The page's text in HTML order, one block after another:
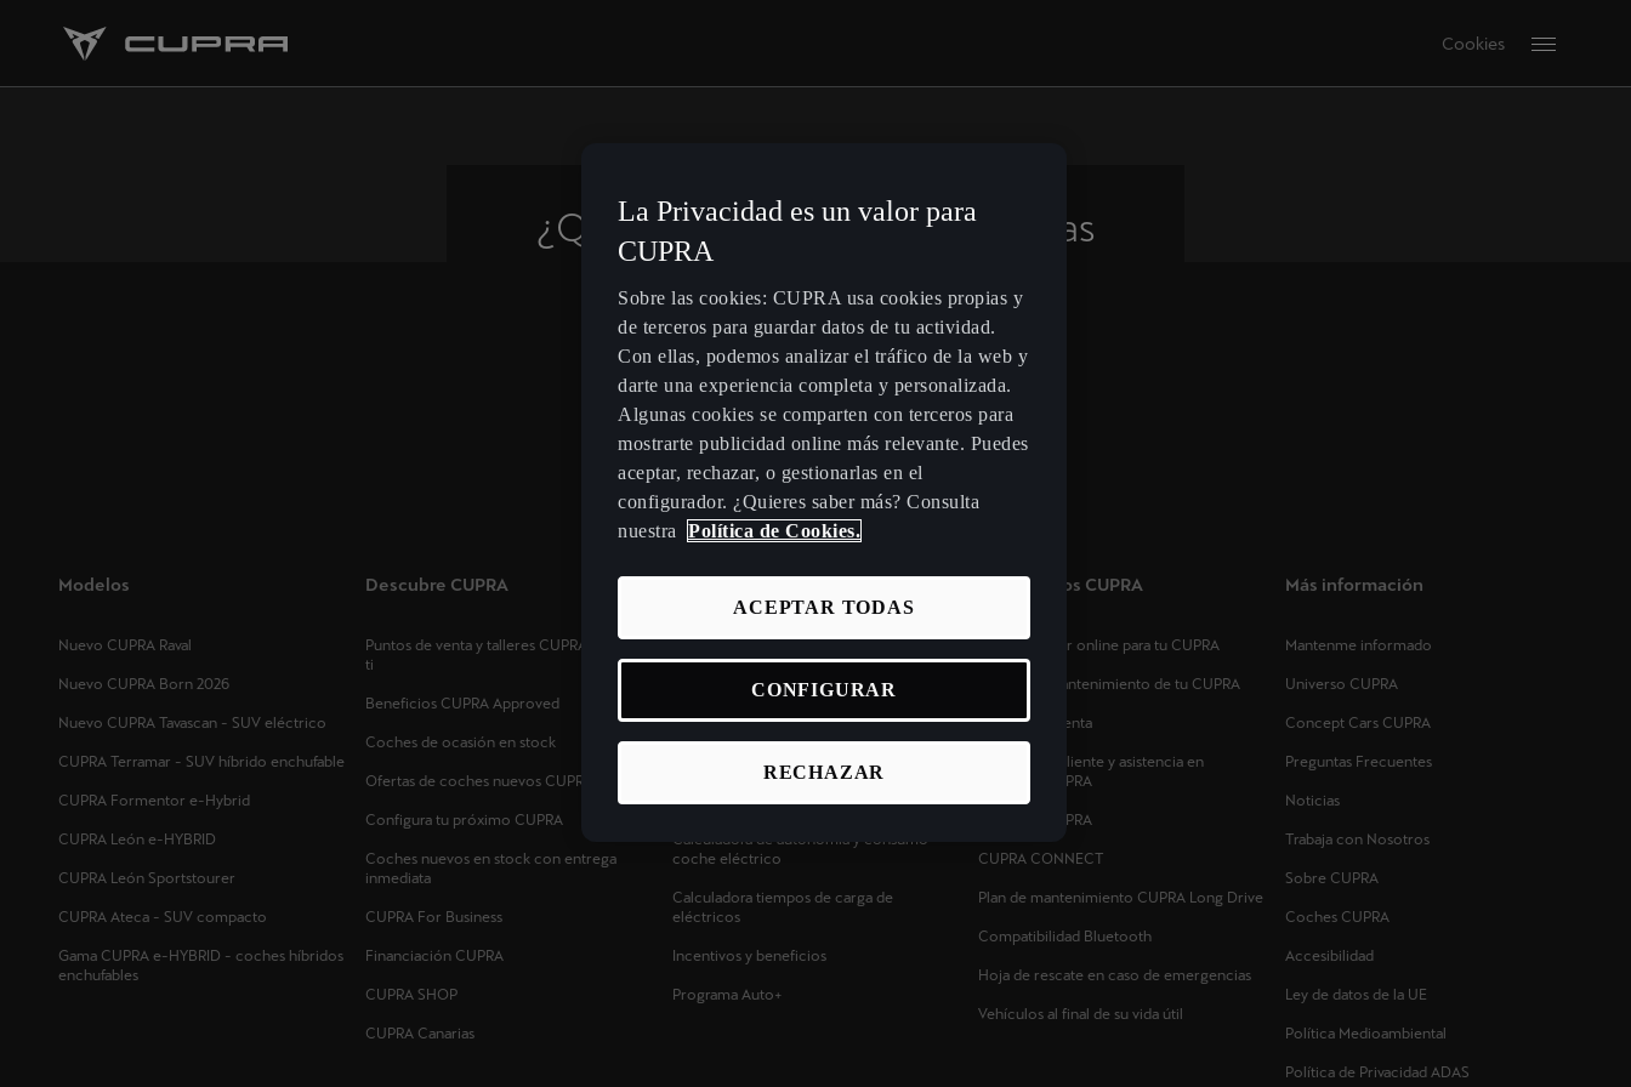
Cookies
¿Quieres estar informado de las
novedades?
Suscríbete
SpainEspañol
Modelos
Nuevo CUPRA Raval
Nuevo CUPRA Born 2026
Nuevo CUPRA Tavascan - SUV eléctrico
CUPRA Terramar - SUV híbrido enchufable
CUPRA Formentor e-Hybrid
CUPRA León e-HYBRID
CUPRA León Sportstourer
CUPRA Ateca - SUV compacto
Gama CUPRA e-HYBRID - coches híbridos
enchufables
Descubre CUPRA
Puntos de venta y talleres CUPRA cerca de
ti
Beneficios CUPRA Approved
Coches de ocasión en stock
Ofertas de coches nuevos CUPRA
Configura tu próximo CUPRA
Coches nuevos en stock con entrega
inmediata
CUPRA For Business
Financiación CUPRA
CUPRA SHOP
CUPRA Canarias
eléctrica
enchufables y eléctricos
Carga tu CUPRA en casa
Calculadora ahorro coche eléctrico
Calculadora de autonomía y consumo
coche eléctrico
Calculadora tiempos de carga de
eléctricos
Incentivos y beneficios
Programa Auto+
Propietarios CUPRA
Pide cita taller online para tu CUPRA
Calcula el mantenimiento de tu CUPRA
Ofertas Posventa
Atención al cliente y asistencia en
carretera CUPRA
Manuales CUPRA
CUPRA CONNECT
Plan de mantenimiento CUPRA Long Drive
Compatibilidad Bluetooth
Hoja de rescate en caso de emergencias
Vehículos al final de su vida útil
Más información
Mantenme informado
Universo CUPRA
Concept Cars CUPRA
Preguntas Frecuentes
Noticias
Trabaja con Nosotros
Sobre CUPRA
Coches CUPRA
Accesibilidad
Ley de datos de la UE
Política Medioambiental
Política de Privacidad ADAS
La Privacidad es un valor para
CUPRA
Sobre las cookies: CUPRA usa cookies propias y
de terceros para guardar datos de tu actividad.
Con ellas, podemos analizar el tráfico de la web y
darte una experiencia completa y personalizada.
Algunas cookies se comparten con terceros para
mostrarte publicidad online más relevante. Puedes
aceptar, rechazar, o gestionarlas en el
configurador. ¿Quieres saber más? Consulta
nuestra
Política de Cookies.
RECHAZAR
ACEPTAR TODAS
CONFIGURAR